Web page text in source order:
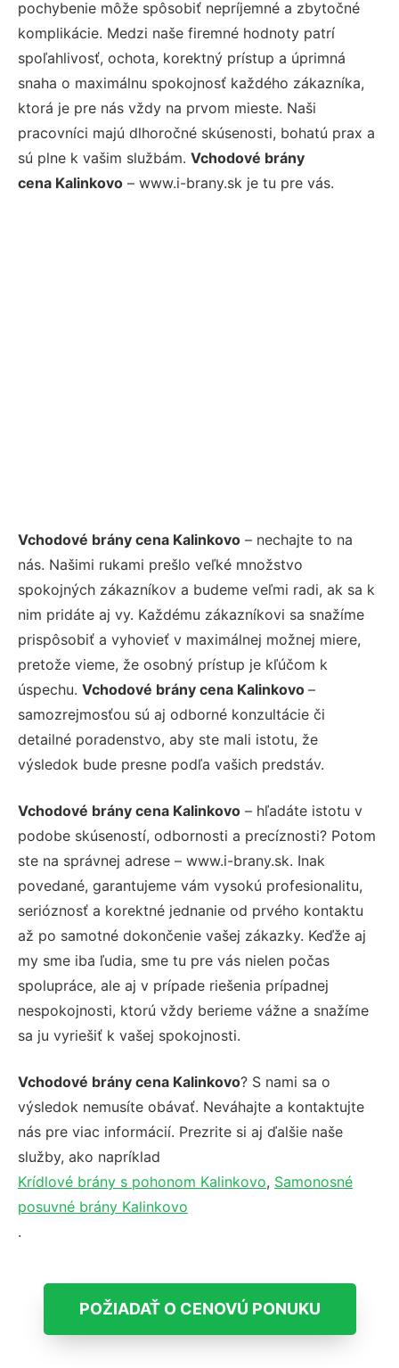
pochybenie môže spôsobiť nepríjemné a zbytočné
komplikácie. Medzi naše firemné hodnoty patrí
spoľahlivosť, ochota, korektný prístup a úprimná
snaha o maximálnu spokojnosť každého zákazníka,
ktorá je pre nás vždy na prvom mieste. Naši
pracovníci majú dlhoročné skúsenosti, bohatú prax a
sú plne k vašim službám. Vchodové brány
cena Kalinkovo – www.i-brany.sk je tu pre vás.
Vchodové brány cena Kalinkovo – nechajte to na
nás. Našimi rukami prešlo veľké množstvo
spokojných zákazníkov a budeme veľmi radi, ak sa k
nim pridáte aj vy. Každému zákazníkovi sa snažíme
prispôsobiť a vyhovieť v maximálnej možnej miere,
pretože vieme, že osobný prístup je kľúčom k
úspechu. Vchodové brány cena Kalinkovo –
samozrejmosťou sú aj odborné konzultácie či
detailné poradenstvo, aby ste mali istotu, že
výsledok bude presne podľa vašich predstáv.
Vchodové brány cena Kalinkovo – hľadáte istotu v
podobe skúseností, odbornosti a precíznosti? Potom
ste na správnej adrese – www.i-brany.sk. Inak
povedané, garantujeme vám vysokú profesionalitu,
serióznosť a korektné jednanie od prvého kontaktu
až po samotné dokončenie vašej zákazky. Keďže aj
my sme iba ľudia, sme tu pre vás nielen počas
spolupráce, ale aj v prípade riešenia prípadnej
nespokojnosti, ktorú vždy berieme vážne a snažíme
sa ju vyriešiť k vašej spokojnosti.
Vchodové brány cena Kalinkovo? S nami sa o
výsledok nemusíte obávať. Neváhajte a kontaktujte
nás pre viac informácií. Prezrite si aj ďalšie naše
služby, ako napríklad
Krídlové brány s pohonom Kalinkovo, Samonosné
posuvné brány Kalinkovo
.
POŽIADAŤ O CENOVÚ PONUKU